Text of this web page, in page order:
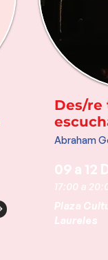
Des/
Abraham
09 a 12
17:00 a
Plaza
Laureles